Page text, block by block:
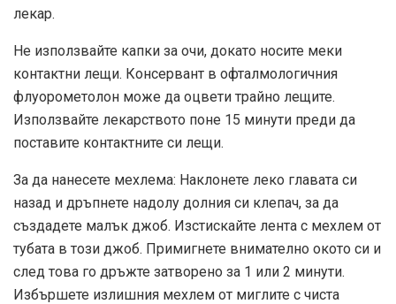
лекар.
Не използвайте капки за очи, докато носите меки
контактни лещи. Консервант в офталмологичния
флуорометолон може да оцвети трайно лещите.
Използвайте лекарството поне 15 минути преди да
поставите контактните си лещи.
За да нанесете мехлема: Наклонете леко главата си
назад и дръпнете надолу долния си клепач, за да
създадете малък джоб. Изстискайте лента с мехлем от
тубата в този джоб. Примигнете внимателно окото си и
след това го дръжте затворено за 1 или 2 минути.
Избършете излишния мехлем от миглите с чиста